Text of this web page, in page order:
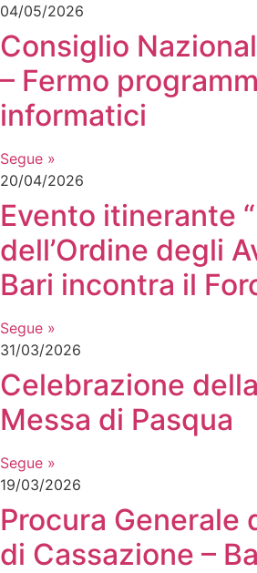
04/05/2026
Consiglio
– Fermo
informatici
Segue »
20/04/2026
Evento itinerante
dell’Ordine degli
Bari incontra il
Segue »
31/03/2026
Celebrazione
Messa di Pasqua
Segue »
19/03/2026
Procura Generale
di Cassazione –